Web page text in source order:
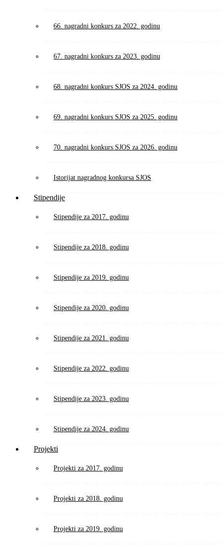
66. nagradni konkurs za 2022. godinu
67. nagradni konkurs za 2023. godinu
68. nagradni konkurs SJOS za 2024. godinu
69. nagradni konkurs SJOS za 2025. godinu
70. nagradni konkurs SJOS za 2026. godinu
Istorijat nagradnog konkursa SJOS
Stipendije
Stipendije za 2017. godinu
Stipendije za 2018. godinu
Stipendije za 2019. godinu
Stipendije za 2020. godinu
Stipendije za 2021. godinu
Stipendije za 2022. godinu
Stipendije za 2023. godinu
Stipendije za 2024. godinu
Projekti
Projekti za 2017. godinu
Projekti za 2018. godinu
Projekti za 2019. godinu